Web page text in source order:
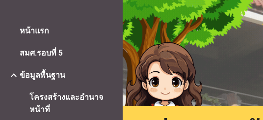
หน้าแรก
สมศ.รอบที่ 5
ข้อมูลพื้นฐาน
โครงสร้างและอำนาจ
หน้าที่